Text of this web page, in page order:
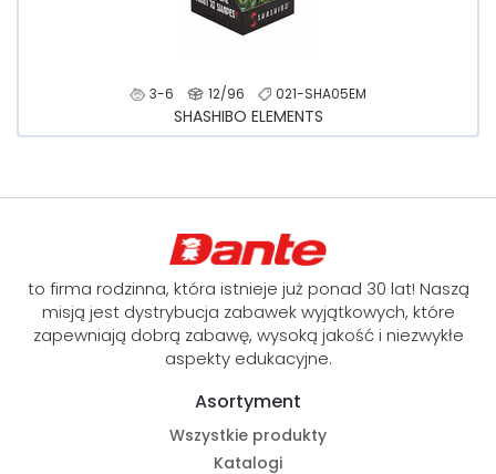
3-6 12/96 021-SHA05EM
SHASHIBO ELEMENTS
to firma rodzinna, która istnieje już ponad 30 lat! Naszą
misją jest dystrybucja zabawek wyjątkowych, które
zapewniają dobrą zabawę, wysoką jakość i niezwykłe
aspekty edukacyjne.
Asortyment
Wszystkie produkty
Katalogi